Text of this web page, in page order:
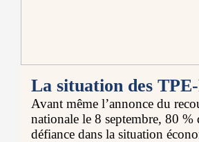
La situation des
Avant même l’annonce du
nationale le 8 septembre, 80
défiance dans la situation